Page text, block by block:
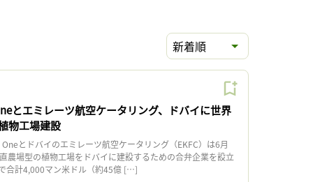
新着順
とエミレーツ航空ケータリング、ドバイに世界
物工場建設
とドバイのエミレーツ航空ケータリング（EKFC）は6月
農場型の植物工場をドバイに建設するための合弁企業を設立
合計4,000マン米ドル（約45億 […]